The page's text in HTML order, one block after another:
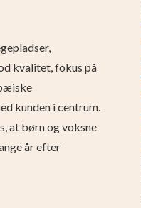
kvalitet, fokus på
kunden i centrum.
at børn og voksne
år efter